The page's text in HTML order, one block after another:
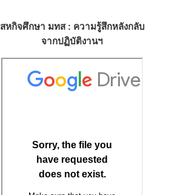
สหกิจศึกษา มทส : ความรู้สึกหลังกลับ
จากปฏิบัติงานฯ